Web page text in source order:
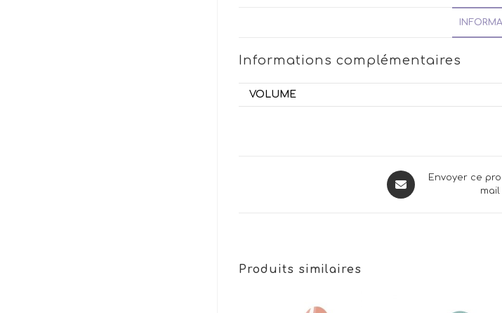
Informations complémentaires
VOLUME
Opens
in
Envoyer ce
mail
Produits similaires